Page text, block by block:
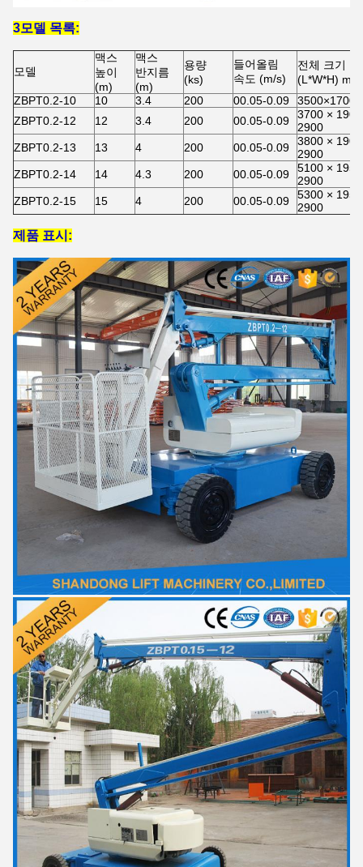
3모델 목록:
모델
맥스
높이
(m)
맥스
반지름
(m)
용량
(ks)
들어올림
속도 (m/s)
전체 크기
(L*W*H) mm
ZBPT0.2-10
10 3.4 200 00.05-0.09
ZBPT0.2-12
12 3.4 200 00.05-0.09
3700 ×
2900
ZBPT0.2-13
13 4 200 00.05-0.09
3800 ×
2900
ZBPT0.2-14
14 4.3 200 00.05-0.09
5100 ×
2900
ZBPT0.2-15
15 4 200 00.05-0.09
5300 ×
2900
제품 표시: